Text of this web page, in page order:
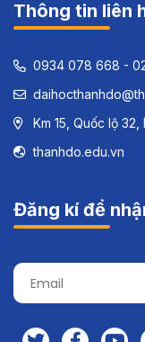
Thông tin liên
0934 078 668 -
Km 15, Quốc lộ
thanhdo.edu.vn
Đăng kí để